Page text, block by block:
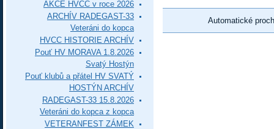
Automatické
AKCE HVCC v roce 2026
ARCHÍV RADEGAST-33
Veteráni do kopca
HVCC HISTORIE ARCHÍV
Pouť HV MORAVA 1.8.2026
Svatý Hostýn
Pouť klubů a přátel HV SVATÝ
HOSTÝN ARCHÍV
RADEGAST-33 15.8.2026
Veteráni do kopca z kopca
VETERANFEST ZÁMEK